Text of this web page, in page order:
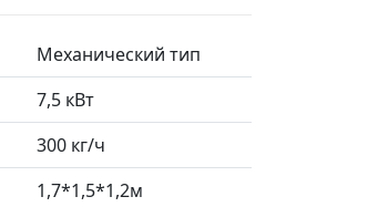
Механический тип
7,5 кВт
300 кг/ч
1,7*1,5*1,2м